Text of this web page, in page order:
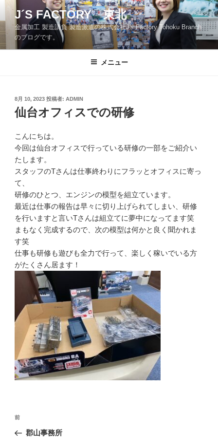
ツ
J´S FACTORY 東北
金属加工 製造請負 製造派遣の株式会社J's Factory Tohoku Branch
のブログです。
メニュー
投
稿
日:
8月 10, 2023 投稿者: ADMIN
仙台オフィスでの研修
こんにちは。
今回は仙台オフィスで行っている研修の一部をご紹介い
たします。
スタッフのTさんは仕事終わりにフラッとオフィスに寄っ
て、
研修のひとつ、エンジンの模型を組立ています。
最近は仕事の報告は早々に切り上げられてしまい、研修
を行いますと言いTさんは組立てに夢中になってます笑
まもなく完成するので、次の模型は何かと良く聞かれま
す笑
仕事も研修も遊びも全力で行って、楽しく稼いでいる方
がたくさん居ます！
投
ナ
前
の
前
郡山事務所